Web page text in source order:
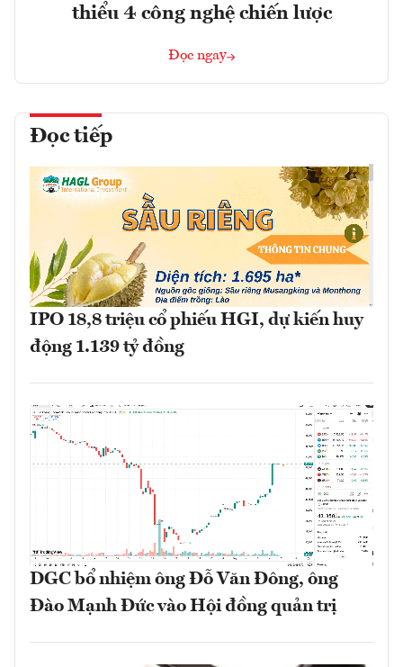
thiểu 4 công nghệ chiến lược
Đọc ngay
Đọc tiếp
IPO 18,8 triệu cổ phiếu HGI, dự kiến huy
động 1.139 tỷ đồng
DGC bổ nhiệm ông Đỗ Văn Đông, ông
Đào Mạnh Đức vào Hội đồng quản trị